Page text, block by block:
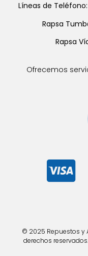
Líneas de Teléfono:
Rapsa
Rapsa
Ofrecemos
© 2025 Repuestos y
derechos